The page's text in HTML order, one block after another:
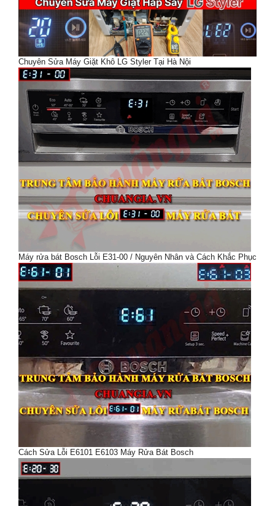
Chuyên Sửa Máy Giặt Khô LG Styler Tại Hà Nội
Máy rửa bát Bosch Lỗi E31-00 / Nguyên Nhân và Cách Khắc Phục
Cách Sửa Lỗi E6101 E6103 Máy Rửa Bát Bosch